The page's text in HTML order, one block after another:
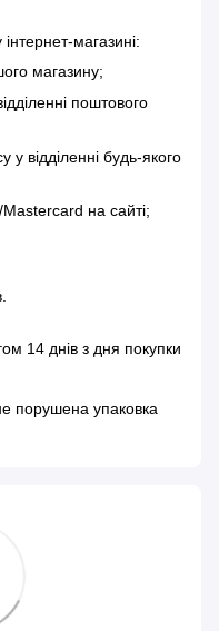
магазині:
магазину;
поштового
у відділенні будь-якого
на сайті;
14 днів з дня покупки
порушена упаковка